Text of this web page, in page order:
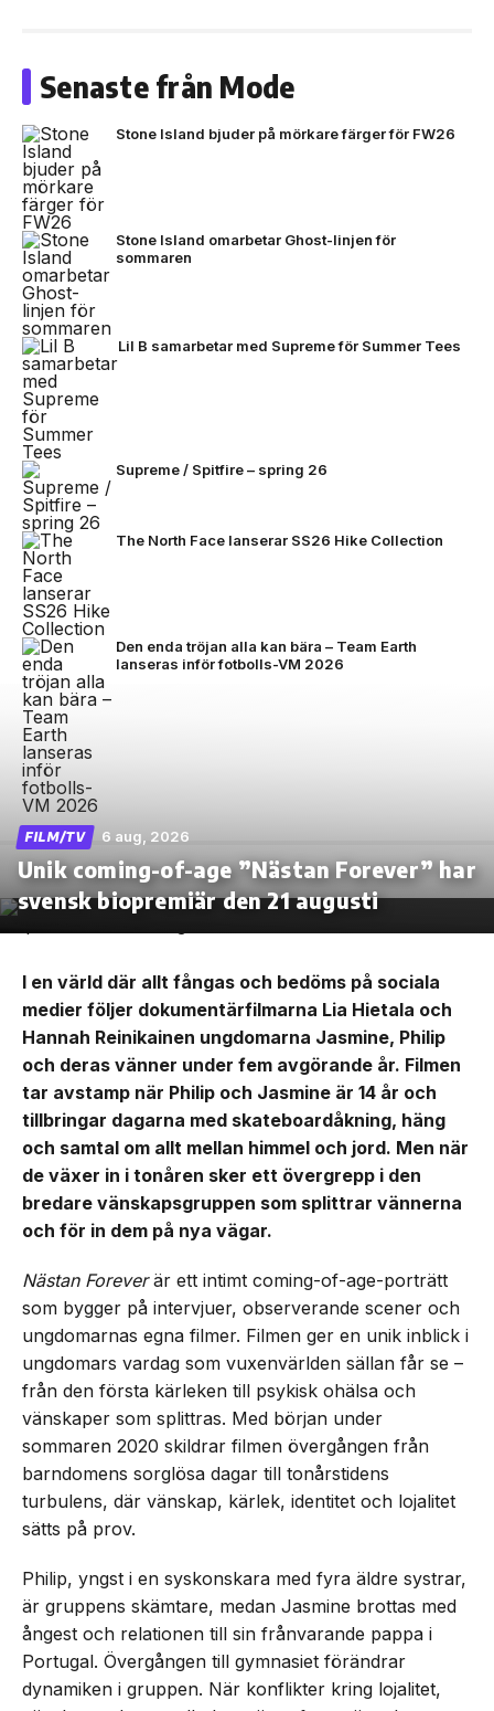
Senaste från Mode
Stone Island bjuder på mörkare färger för FW26
Stone Island omarbetar Ghost-linjen för
sommaren
Lil B samarbetar med Supreme för Summer Tees
Supreme / Spitfire – spring 26
The North Face lanserar SS26 Hike Collection
Den enda tröjan alla kan bära – Team Earth
lanseras inför fotbolls-VM 2026
FILM/TV 6 aug, 2026
Unik coming-of-age ”Nästan Forever” har
svensk biopremiär den 21 augusti
I en värld där allt fångas och bedöms på sociala
medier följer dokumentärfilmarna Lia Hietala och
Hannah Reinikainen ungdomarna Jasmine, Philip
och deras vänner under fem avgörande år. Filmen
tar avstamp när Philip och Jasmine är 14 år och
tillbringar dagarna med skateboardåkning, häng
och samtal om allt mellan himmel och jord. Men när
de växer in i tonåren sker ett övergrepp i den
bredare vänskapsgruppen som splittrar vännerna
och för in dem på nya vägar.
Nästan Foreverär ett intimt coming-of-age-porträtt
som bygger på intervjuer, observerande scener och
ungdomarnas egna filmer. Filmen ger en unik inblick i
ungdomars vardag som vuxenvärlden sällan får se –
från den första kärleken till psykisk ohälsa och
vänskaper som splittras. Med början under
sommaren 2020 skildrar filmen övergången från
barndomens sorglösa dagar till tonårstidens
turbulens, där vänskap, kärlek, identitet och lojalitet
sätts på prov.
Philip, yngst i en syskonskara med fyra äldre systrar,
är gruppens skämtare, medan Jasmine brottas med
ångest och relationen till sin frånvarande pappa i
Portugal. Övergången till gymnasiet förändrar
dynamiken i gruppen. När konflikter kring lojalitet,